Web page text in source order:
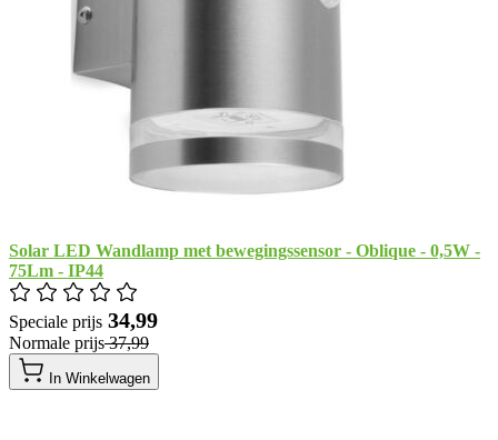
Solar LED Wandlamp met bewegingssensor - Oblique - 0,5W -
75Lm - IP44
Speciale prijs ​ 34,99
Normale prijs​ 37,99
In Winkelwagen